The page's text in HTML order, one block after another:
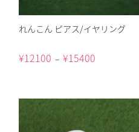
れんこん ピアス/イヤリング
¥12100 – ¥15400